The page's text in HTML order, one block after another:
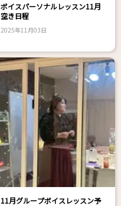
ボイスパーソナルレッスン11月
空き日程
2025年11月03日
11月グループボイスレッスン予